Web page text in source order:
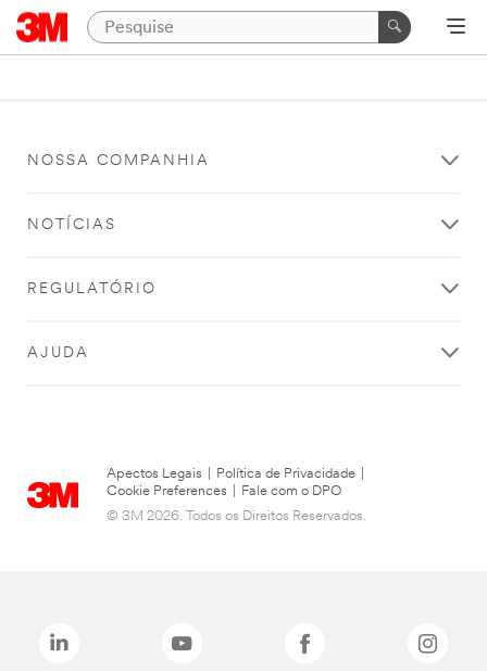
NOSSA COMPANHIA
NOTÍCIAS
REGULATÓRIO
AJUDA
Apectos Legais Política de Privacidade
Cookie Preferences
Fale com o DPO
© 3M 2026. Todos os Direitos Reservados.